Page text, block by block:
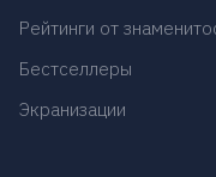
Рейтинги от
Бестселлеры
Экранизации